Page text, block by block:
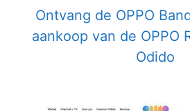
Ontvang de OPPO
aankoop van de OPPO
Odido